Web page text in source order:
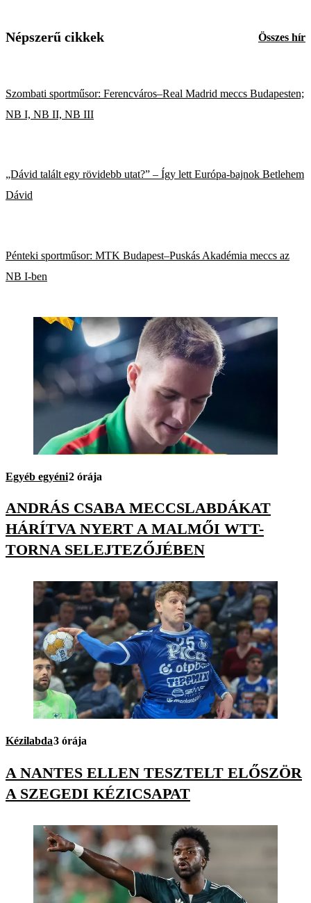
Népszerű cikkek Összes hír
Szombati sportműsor: Ferencváros–Real Madrid meccs Budapesten;
NB I, NB II, NB III
„Dávid talált egy rövidebb utat?” – Így lett Európa-bajnok Betlehem
Dávid
Pénteki sportműsor: MTK Budapest–Puskás Akadémia meccs az
NB I-ben
Egyéb egyéni2 órája
ANDRÁS CSABA MECCSLABDÁKAT
HÁRÍTVA NYERT A MALMŐI WTT-
TORNA SELEJTEZŐJÉBEN
Kézilabda3 órája
A NANTES ELLEN TESZTELT ELŐSZÖR
A SZEGEDI KÉZICSAPAT